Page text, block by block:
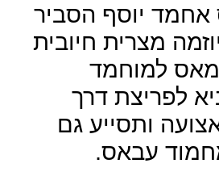
יוסף הסביר
מצרית חיובית
למוחמד
לפריצת דרך
ותסייע גם
עבאס.